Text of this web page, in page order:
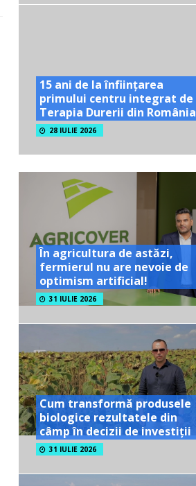
15 ani de la înființarea
primului centru integrat de
Terapia Durerii din România
28 IULIE 2026
În agricultura de astăzi,
fermierul nu are nevoie de
optimism artificial!
31 IULIE 2026
Cum transformă produsele
biologice rezultatele din
câmp în decizii de investiții
31 IULIE 2026